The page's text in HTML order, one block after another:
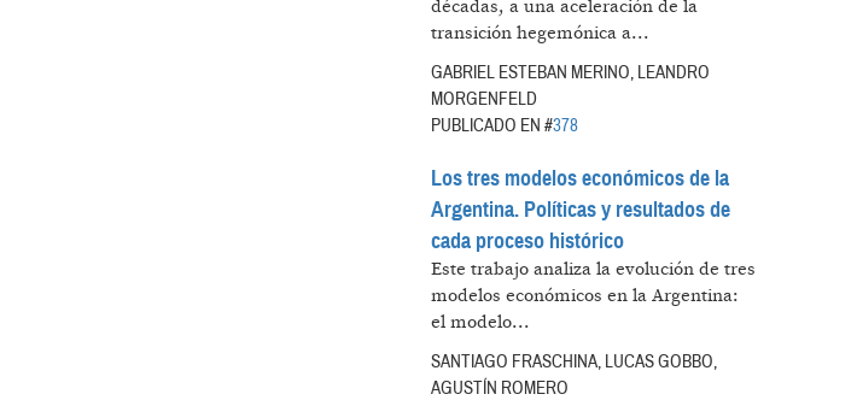
décadas, a una aceleración de la
transición hegemónica a...
GABRIEL ESTEBAN MERINO, LEANDRO
MORGENFELD
PUBLICADO EN #378
Los tres modelos económicos de la
Argentina. Políticas y resultados de
cada proceso histórico
Este trabajo analiza la evolución de tres
modelos económicos en la Argentina:
el modelo...
SANTIAGO FRASCHINA, LUCAS GOBBO,
AGUSTÍN ROMERO